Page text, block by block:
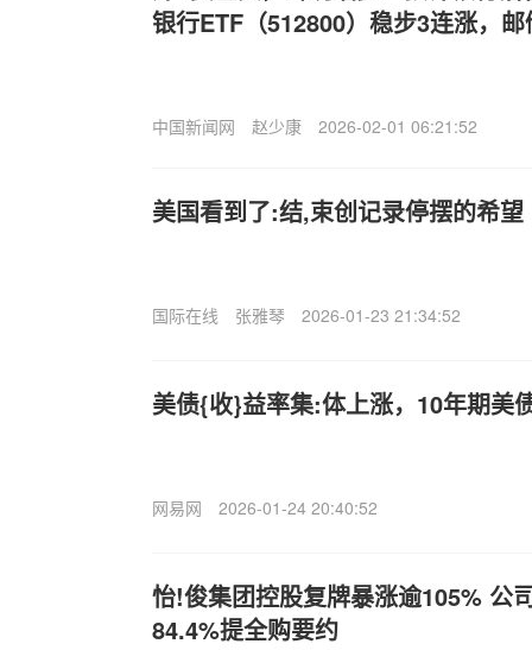
银行ETF（512800）稳步3连涨，
中国新闻网 赵少康 2026-02-01 06:21:52
美国看到了:结,束创记录停摆的希望
国际在线 张雅琴 2026-01-23 21:34:52
美债{收}益率集:体上涨，10年期美
网易网 2026-01-24 20:40:52
怡!俊集团控股复牌暴涨逾105% 公
84.4%提全购要约